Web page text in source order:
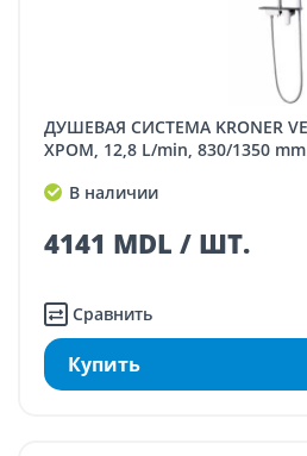
ДУШЕВАЯ СИСТЕМА KRONER VEGA СО СМЕСИТЕЛЕМ,
ХРОМ, 12,8 L/min, 830/1350 mm
В наличии
4141 MDL / ШТ.
Сравнить
Купить